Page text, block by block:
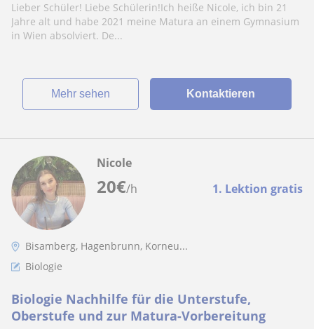
Lieber Schüler! Liebe Schülerin!Ich heiße Nicole, ich bin 21
Jahre alt und habe 2021 meine Matura an einem Gymnasium
in Wien absolviert. De...
Mehr sehen Kontaktieren
20€/h 1. Lektion gratis
Nicole
Bisamberg, Hagenbrunn, Korneu...
Biologie
Biologie Nachhilfe für die Unterstufe,
Oberstufe und zur Matura-Vorbereitung